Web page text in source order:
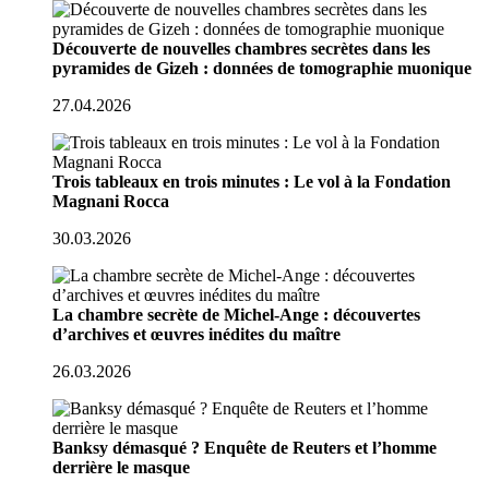
Découverte de nouvelles chambres secrètes dans les
pyramides de Gizeh : données de tomographie muonique
27.04.2026
Trois tableaux en trois minutes : Le vol à la Fondation
Magnani Rocca
30.03.2026
La chambre secrète de Michel-Ange : découvertes
d’archives et œuvres inédites du maître
26.03.2026
Banksy démasqué ? Enquête de Reuters et l’homme
derrière le masque